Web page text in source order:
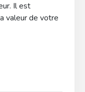
Il est
valeur de votre